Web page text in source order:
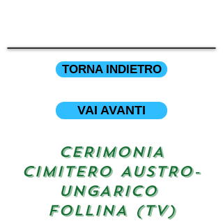
TORNA INDIETRO
VAI AVANTI
CERIMONIA
CIMITERO AUSTRO-
UNGARICO
FOLLINA (TV)